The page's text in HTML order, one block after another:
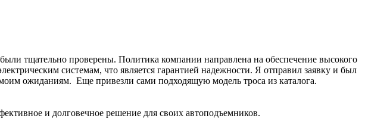
тщательно проверены. Политика компании направлена на обеспечение высокого
системам, что является гарантией надежности. Я отправил заявку и был
ожиданиям. Еще привезли сами подходящую модель троса из каталога.
и долговечное решение для своих автоподъемников.